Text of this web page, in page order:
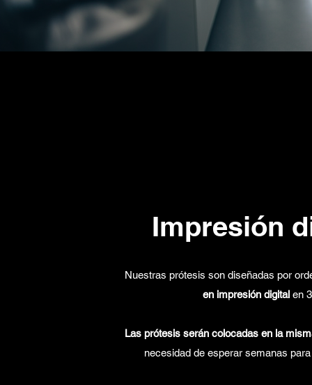
Impresión
Nuestras prótesis son diseñadas por
en impresión digitalen
Las prótesis serán colocadas en la
necesidad de esperar semanas